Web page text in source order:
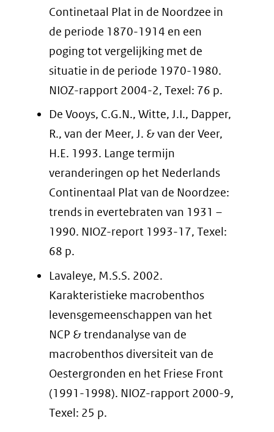
Continetaal Plat in de Noordzee in
de periode 1870-1914 en een
poging tot vergelijking met de
situatie in de periode 1970-1980.
NIOZ-rapport 2004-2, Texel: 76 p.
De Vooys, C.G.N., Witte, J.I., Dapper,
R., van der Meer, J. & van der Veer,
H.E. 1993. Lange termijn
veranderingen op het Nederlands
Continentaal Plat van de Noordzee:
trends in evertebraten van 1931 –
1990. NIOZ-report 1993-17, Texel:
68 p.
Lavaleye, M.S.S. 2002.
Karakteristieke macrobenthos
levensgemeenschappen van het
NCP & trendanalyse van de
macrobenthos diversiteit van de
Oestergronden en het Friese Front
(1991-1998). NIOZ-rapport 2000-9,
Texel: 25 p.